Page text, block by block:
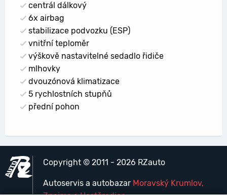
centrál dálkový
6x airbag
stabilizace podvozku (ESP)
vnitřní teploměr
výškově nastavitelné sedadlo řidiče
mlhovky
dvouzónová klimatizace
5 rychlostních stupňů
přední pohon
Copyright © 2011 - 2026 RZauto
Autoservis a autobazar Moravský Krumlov,